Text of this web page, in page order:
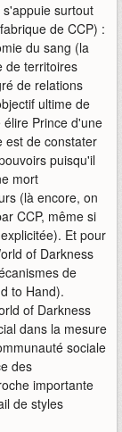
surtout
de CCP) :
du sang (la
de territoires
de relations
ultime de
Prince d'une
est de constater
puisqu'il
mort
(là encore, on
CCP, même si
Et pour
of Darkness
de
to Hand).
of Darkness
dans la mesure
sociale
des
importante
de styles